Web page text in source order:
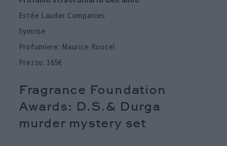
Estée Lauder Companies
Symrise
Profumiere: Maurice Roucel
Prezzo: 165€
Fragrance Foundation
Awards: D.S.& Durga
murder mystery set